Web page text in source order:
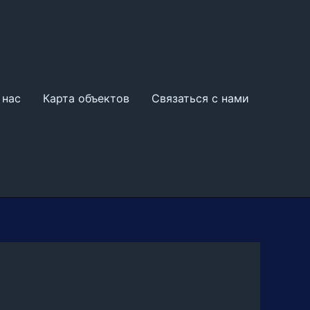
Карта объектов Связаться с нами